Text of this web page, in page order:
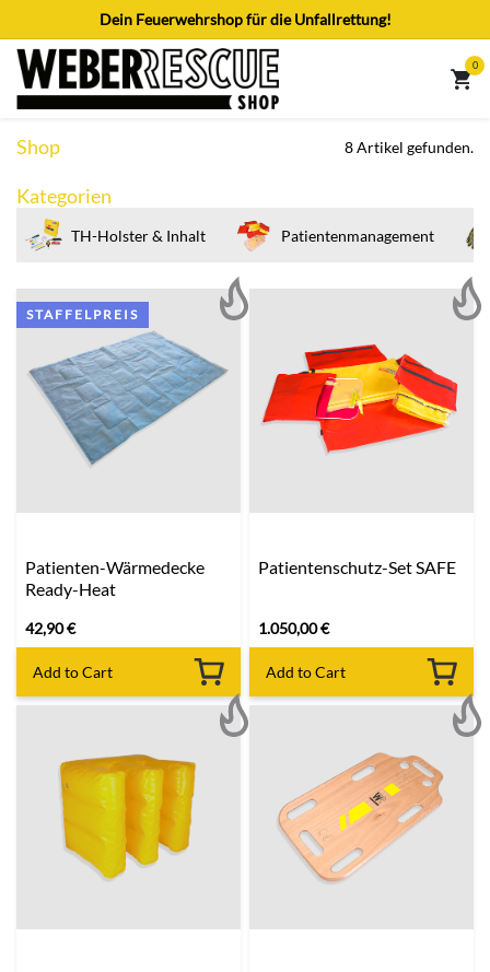
Zum Inhalt springenDein Feuerwehrshop für die Unfallrettung!
0
Shop 8 Artikel gefunden.
Kategorien
TH-Holster & Inhalt Patientenmanagement
STAFFELPREIS
Patienten-Wärmedecke
Ready-Heat
42,90€
Add to Cart
Patientenschutz-Set SAFE
1.050,00€
Add to Cart